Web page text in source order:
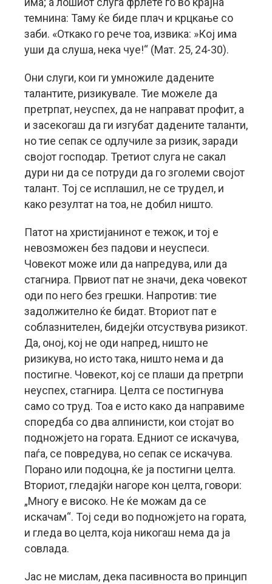
темнина: Таму ќе биде плач и крцкање со
заби. «Откако го рече тоа, извика: »Кој има
уши да слуша, нека чуе!“ (Мат. 25, 24-30).
Они слуги, кои ги умножиле дадените
талантите, ризикувале. Тие можеле да
претрпат, неуспех, да не направат профит, а
и засекогаш да ги изгубат дадените таланти,
но тие сепак се одлучиле за ризик, заради
својот господар. Третиот слуга не сакал
дури ни да се потруди да го зголеми својот
талант. Тој се исплашил, не се трудел, и
како резултат на тоа, не добил ништо.
Патот на христијанинот е тежок, и тој е
невозможен без падови и неуспеси.
Човекот може или да напредува, или да
стагнира. Првиот пат не значи, дека човекот
оди по него без грешки. Напротив: тие
задолжително ќе бидат. Вториот пат е
соблазнителен, бидејќи отсуствува ризикот.
Да, оној, кој не оди напред, ништо не
ризикува, но исто така, ништо нема и да
постигне. Човекот, кој се плаши да претрпи
неуспех, стагнира. Целта се постигнува
само со труд. Тоа е исто како да направиме
споредба со два алпинисти, кои стојат во
подножјето на гората. Едниот се искачува,
паѓа, се повредува, но сепак се искачува.
Порано или подоцна, ќе ја постигни целта.
Вториот, гледајќи нагоре кон целта, говори:
„Многу е високо. Не ќе можам да се
искачам“. Тој седи во подножјето на гората,
и гледа во целта, која никогаш нема да ја
совлада.
Јас не мислам, дека пасивноста во принцип